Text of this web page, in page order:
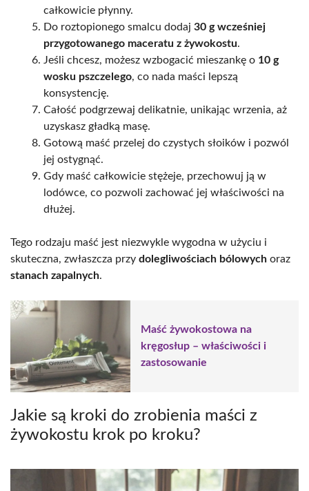
całkowicie płynny.
Do roztopionego smalcu dodaj 30 g wcześniej
przygotowanego maceratu z żywokostu.
Jeśli chcesz, możesz wzbogacić mieszankę o 10 g
wosku pszczelego, co nada maści lepszą
konsystencję.
Całość podgrzewaj delikatnie, unikając wrzenia, aż
uzyskasz gładką masę.
Gotową maść przelej do czystych słoików i pozwól
jej ostygnąć.
Gdy maść całkowicie stężeje, przechowuj ją w
lodówce, co pozwoli zachować jej właściwości na
dłużej.
Tego rodzaju maść jest niezwykle wygodna w użyciu i
skuteczna, zwłaszcza przy dolegliwościach bólowych oraz
stanach zapalnych.
Maść żywokostowa na
kręgosłup – właściwości i
zastosowanie
Jakie są kroki do zrobienia maści z
żywokostu krok po kroku?